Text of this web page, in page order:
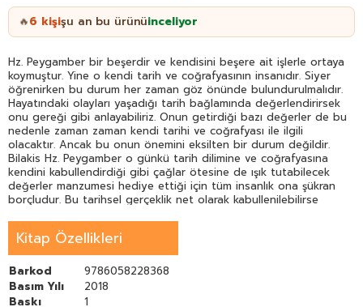
🔥6 kişişu an bu ürünüinceliyor
Hz. Peygamber bir beşerdir ve kendisini beşere ait işlerle ortaya
koymuştur. Yine o kendi tarih ve coğrafyasının insanıdır. Siyer
öğrenirken bu durum her zaman göz önünde bulundurulmalıdır.
Hayatındaki olayları yaşadığı tarih bağlamında değerlendirirsek
onu gereği gibi anlayabiliriz. Onun getirdiği bazı değerler de bu
nedenle zaman zaman kendi tarihi ve coğrafyası ile ilgili
olacaktır. Ancak bu onun önemini eksilten bir durum değildir.
Bilakis Hz. Peygamber o günkü tarih dilimine ve coğrafyasına
kendini kabullendirdiği gibi çağlar ötesine de ışık tutabilecek
değerler manzumesi hediye ettiği için tüm insanlık ona şükran
borçludur. Bu tarihsel gerçeklik net olarak kabullenilebilirse
daha iyi anlamış olacaklar böylece o gereksiz eleştirilerden ve
yersiz övgülerden kurtulacaktır.
Hz. Peygamberin hayatı konusunda gerek telif gerek tercüme
binlerce eserin olduğu bilinen bir gerçektir ve genelde birbirinin
tekrarı olan mecburen aynı bilgi ve fikirler etrafında dönen
Kitap Özellikleri
Barkod
9786058228368
Basım Yılı
2018
Baskı
1